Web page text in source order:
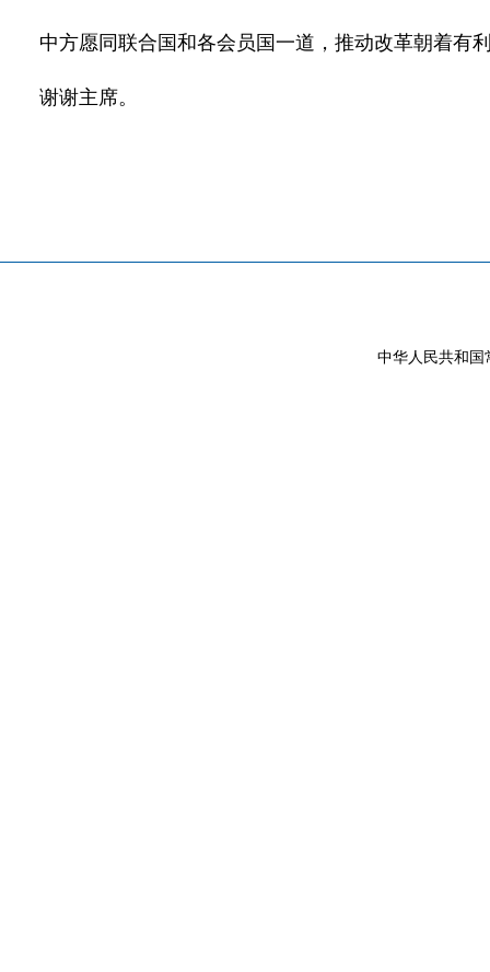
中方愿同联合国和各会员国一道，推动改革朝着有
谢谢主席。
中华人民共和国